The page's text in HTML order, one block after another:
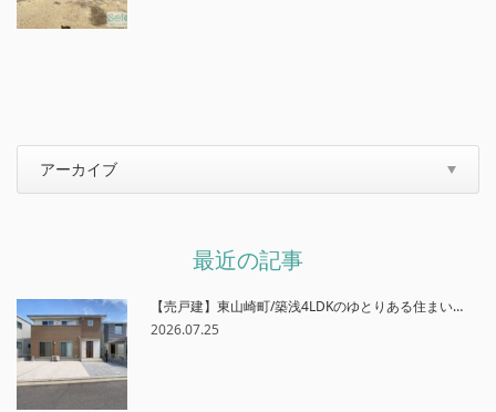
最近の記事
【売戸建】東山崎町/築浅4LDKのゆとりある住まい…
2026.07.25